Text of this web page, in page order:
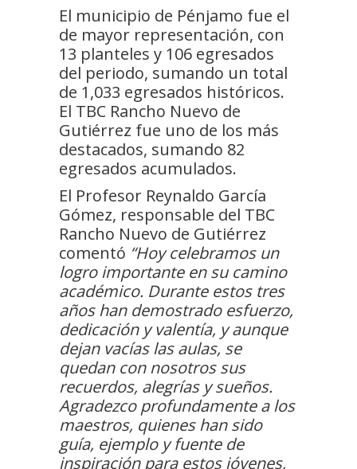
El municipio de Pénjamo fue el
de mayor representación, con
13 planteles y 106 egresados
del periodo, sumando un total
de 1,033 egresados históricos.
El TBC Rancho Nuevo de
Gutiérrez fue uno de los más
destacados, sumando 82
egresados acumulados.
El Profesor Reynaldo García
Gómez, responsable del TBC
Rancho Nuevo de Gutiérrez
comentó “Hoy celebramos un
logro importante en su camino
académico. Durante estos tres
años han demostrado esfuerzo,
dedicación y valentía, y aunque
dejan vacías las aulas, se
quedan con nosotros sus
recuerdos, alegrías y sueños.
Agradezco profundamente a los
maestros, quienes han sido
guía, ejemplo y fuente de
inspiración para estos jóvenes,